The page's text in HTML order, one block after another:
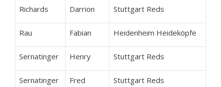
Richards Darrion Stuttgart Reds
Rau Fabian Heidenheim Heideköpfe
Sernatinger Henry Stuttgart Reds
Sernatinger Fred Stuttgart Reds